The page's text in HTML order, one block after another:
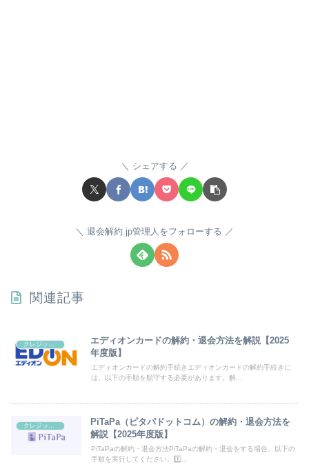
シェアする
退会解約.jp管理人をフォローする
関連記事
エディオンカードの解約・退会方法を解説【2025
年度版】
エディオンカードの解約手続きエディオンカードの解約手続きに
は、以下の手順を順守する必要があります。解...
PiTaPa（ピタパドットコム）の解約・退会方法を
解説【2025年度版】
PiTaPaの解約・退会方法PiTaPaの解約・退会をする場合、以下の
手順を実行してください。1️⃣...